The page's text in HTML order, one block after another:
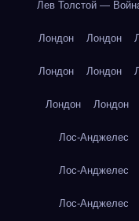
Лев Толстой —
Лондон Лондон
Лондон Лондон
Лондон Лондон
Лос-Анджелес
Лос-Анджелес
Лос-Анджелес